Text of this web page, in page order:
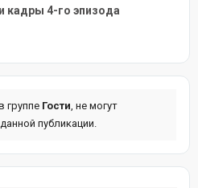
кадры 4-го эпизода
группе Гости, не могут
публикации.